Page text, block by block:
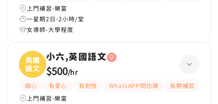
上門補習-樂富
一星期2日-2小時/堂
女導師-大學程度
英國
語文
小六,英國語文
$500/hr
細心 有愛心 有耐性 WhatsAPP問功課 長期補習
上門補習-樂富